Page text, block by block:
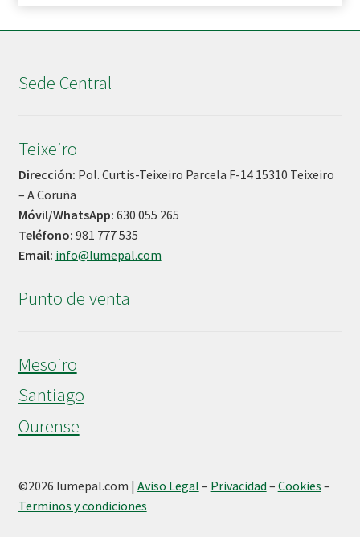
Sede Central
Teixeiro
Dirección: Pol. Curtis-Teixeiro Parcela F-14 15310 Teixeiro
– A Coruña
Móvil/WhatsApp: 630 055 265
Teléfono: 981 777 535
Email: info@lumepal.com
Punto de venta
Mesoiro
Santiago
Ourense
©2026 lumepal.com | Aviso Legal – Privacidad – Cookies –
Terminos y condiciones